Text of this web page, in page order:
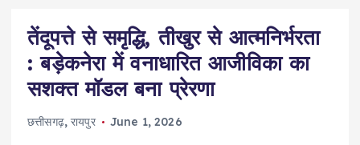
तेंदूपत्ते से समृद्धि, तीखुर से आत्मनिर्भरता
: बड़ेकनेरा में वनाधारित आजीविका का
सशक्त मॉडल बना प्रेरणा
छत्तीसगढ़,रायपुर June 1, 2026